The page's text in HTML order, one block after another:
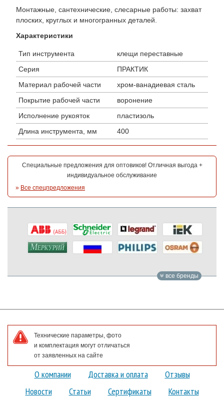
Монтажные, сантехнические, слесарные работы: захват
плоских, круглых и многогранных деталей.
Характеристики
Тип инструмента
клещи переставные
Серия
ПРАКТИК
Материал рабочей части
хром-ванадиевая сталь
Покрытие рабочей части
воронение
Исполнение рукояток
пластизоль
Длина инструмента, мм
400
Специальные предложения для оптовиков! Отличная выгода +
индивидуальное обслуживание
» Все спецпредложения
все бренды
Технические параметры, фото
и комплектация могут отличаться
от заявленных на сайте
О компании Доставка и оплата
Отзывы
Новости
Статьи Сертификаты Контакты